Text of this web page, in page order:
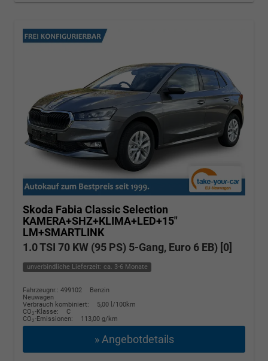
Skoda Fabia Classic Selection
KAMERA+SHZ+KLIMA+LED+15"
LM+SMARTLINK
1.0 TSI 70 KW (95 PS) 5-Gang, Euro 6 EB) [0]
unverbindliche Lieferzeit: ca. 3-6 Monate
Fahrzeugnr.: 499102
Benzin
Neuwagen
Verbrauch kombiniert:
5,00 l/100km
CO2-Klasse:
C
CO2-Emissionen: 113,00 g/km
» Angebotdetails